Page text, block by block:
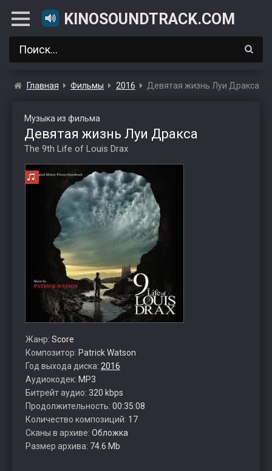
KINOSOUNDTRACK.COM
Главная Фильмы 2016 Девятая жизнь Луи Дракса
Музыка из фильма
Девятая жизнь Луи Дракса
The 9th Life of Louis Drax
Жанр: Score
Композитор: Patrick Watson
Год выхода диска: 2016
Аудиокодек: MP3
Битрейт аудио: 320 kbps
Продолжительность: 00:35:08
Количество композиций: 17
Сканы в архиве: Обложка
Размер архива: 74.6 Mb